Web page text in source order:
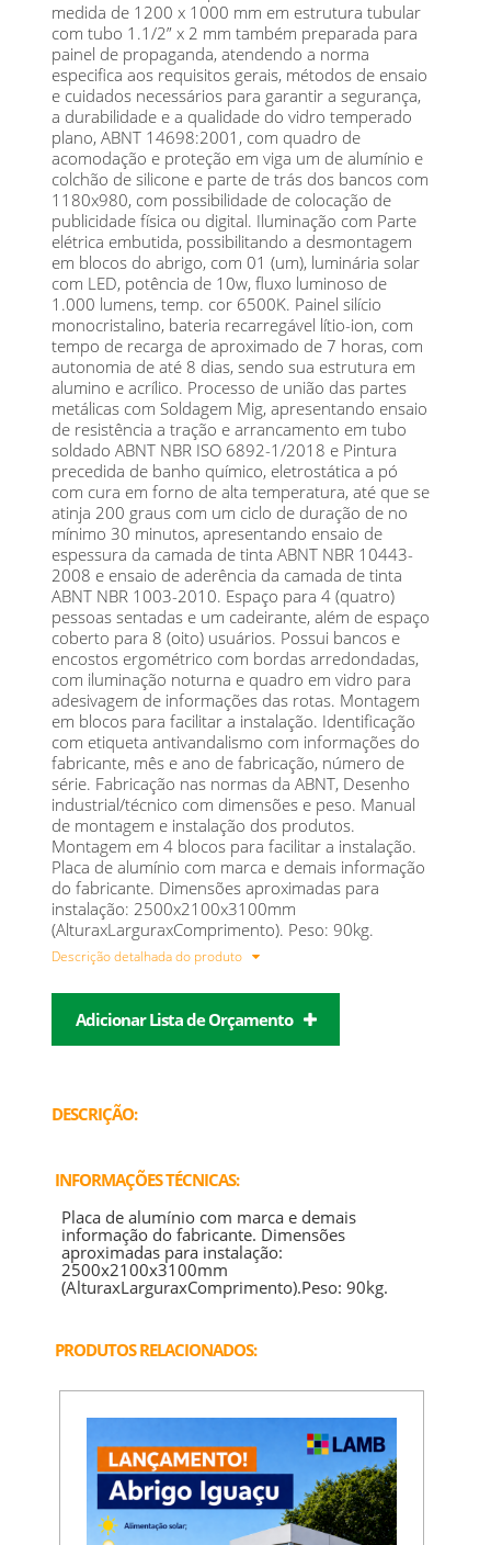
medida de 1200 x 1000 mm em estrutura tubular
com tubo 1.1/2” x 2 mm também preparada para
painel de propaganda, atendendo a norma
especifica aos requisitos gerais, métodos de ensaio
e cuidados necessários para garantir a segurança,
a durabilidade e a qualidade do vidro temperado
plano, ABNT 14698:2001, com quadro de
acomodação e proteção em viga um de alumínio e
colchão de silicone e parte de trás dos bancos com
1180x980, com possibilidade de colocação de
publicidade física ou digital. Iluminação com Parte
elétrica embutida, possibilitando a desmontagem
em blocos do abrigo, com 01 (um), luminária solar
com LED, potência de 10w, fluxo luminoso de
1.000 lumens, temp. cor 6500K. Painel silício
monocristalino, bateria recarregável lítio-ion, com
tempo de recarga de aproximado de 7 horas, com
autonomia de até 8 dias, sendo sua estrutura em
alumino e acrílico. Processo de união das partes
metálicas com Soldagem Mig, apresentando ensaio
de resistência a tração e arrancamento em tubo
soldado ABNT NBR ISO 6892-1/2018 e Pintura
precedida de banho químico, eletrostática a pó
com cura em forno de alta temperatura, até que se
atinja 200 graus com um ciclo de duração de no
mínimo 30 minutos, apresentando ensaio de
espessura da camada de tinta ABNT NBR 10443-
2008 e ensaio de aderência da camada de tinta
ABNT NBR 1003-2010. Espaço para 4 (quatro)
pessoas sentadas e um cadeirante, além de espaço
coberto para 8 (oito) usuários. Possui bancos e
encostos ergométrico com bordas arredondadas,
com iluminação noturna e quadro em vidro para
adesivagem de informações das rotas. Montagem
em blocos para facilitar a instalação. Identificação
com etiqueta antivandalismo com informações do
fabricante, mês e ano de fabricação, número de
série. Fabricação nas normas da ABNT, Desenho
industrial/técnico com dimensões e peso. Manual
de montagem e instalação dos produtos.
Montagem em 4 blocos para facilitar a instalação.
Placa de alumínio com marca e demais informação
do fabricante. Dimensões aproximadas para
instalação: 2500x2100x3100mm
(AlturaxLarguraxComprimento). Peso: 90kg.
Descrição detalhada do produto
Adicionar Lista de Orçamento
DESCRIÇÃO:
INFORMAÇÕES TÉCNICAS:
Placa de alumínio com marca e demais
informação do fabricante. Dimensões
aproximadas para instalação:
2500x2100x3100mm
(AlturaxLarguraxComprimento).Peso: 90kg.
PRODUTOS RELACIONADOS: